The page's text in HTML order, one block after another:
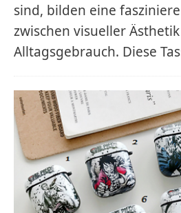
sind, bilden eine
zwischen visueller
Alltagsgebrauch. Diese